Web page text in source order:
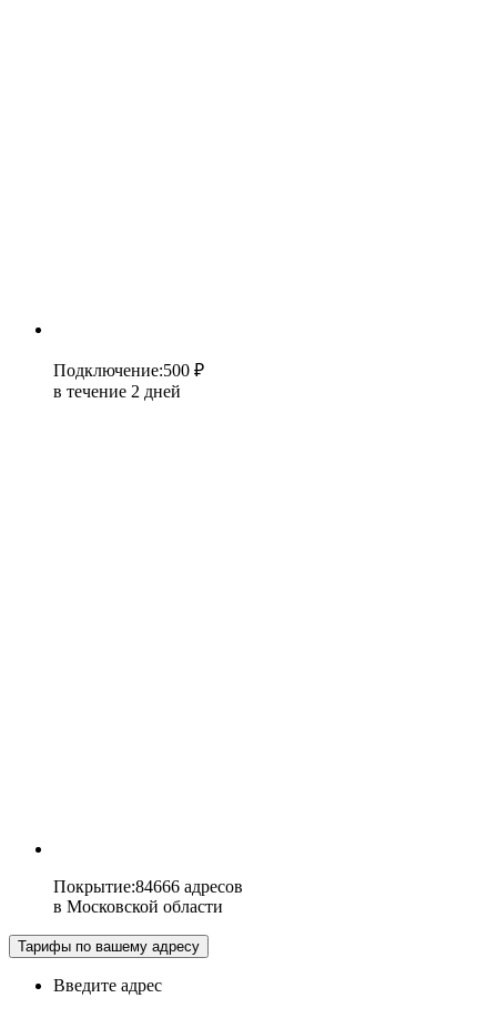
Подключение:500 ₽
в течение 2 дней
Покрытие:84666 адресов
в Московской области
Тарифы по вашему адресу
Введите адрес